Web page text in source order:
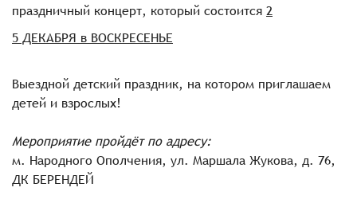
праздничный концерт, который состоится 2
5 ДЕКАБРЯ в ВОСКРЕСЕНЬЕ
Выездной детский праздник, на котором приглашаем
детей и взрослых!
Мероприятие пройдёт по адресу:
м. Народного Ополчения, ул. Маршала Жукова, д. 76,
ДК БЕРЕНДЕЙ